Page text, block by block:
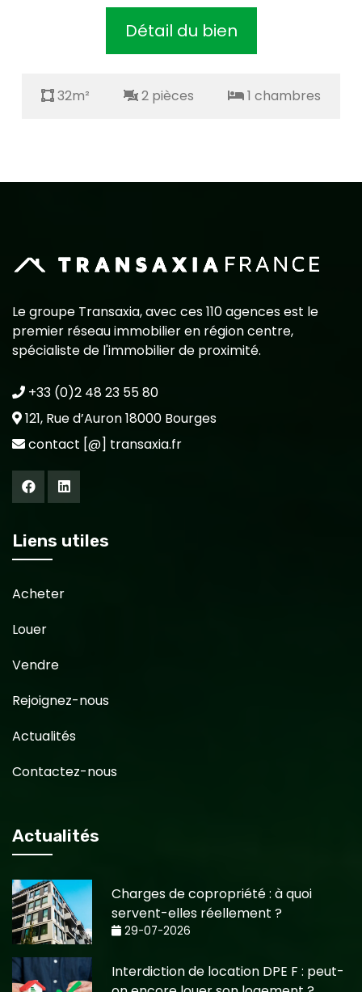
Détail du bien
32m² 2 pièces 1 chambres
Le groupe Transaxia, avec ces 110 agences est le
premier réseau immobilier en région centre,
spécialiste de l'immobilier de proximité.
+33 (0)2 48 23 55 80
121, Rue d’Auron 18000 Bourges
contact [@] transaxia.fr
Liens utiles
Acheter
Louer
Vendre
Rejoignez-nous
Actualités
Contactez-nous
Actualités
Charges de copropriété : à quoi
servent-elles réellement ?
29-07-2026
Interdiction de location DPE F : peut-